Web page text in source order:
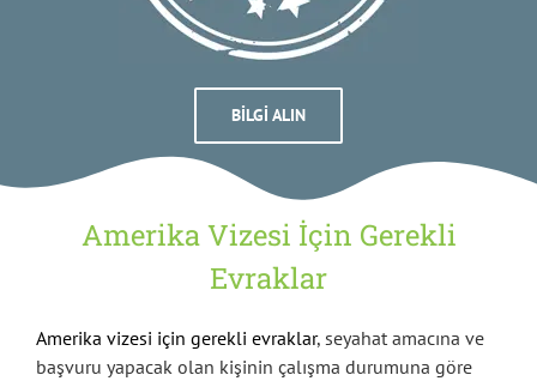
BILGI ALIN
Amerika Vizesi İçin Gerekli
Evraklar
Amerika vizesi için gerekli evraklar, seyahat amacına ve
başvuru yapacak olan kişinin çalışma durumuna göre